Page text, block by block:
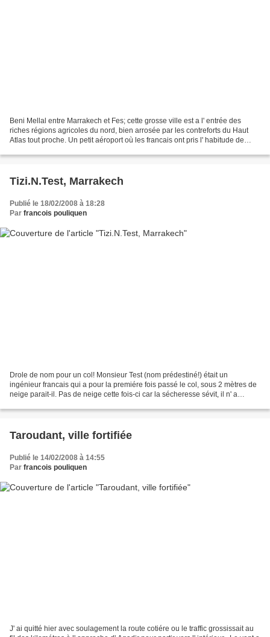
Beni Mellal entre Marrakech et Fes; cette grosse ville est a l' entrée des
riches régions agricoles du nord, bien arrosée par les contreforts du Haut
Atlas tout proche. Un petit aéroport où les francais ont pris l' habitude de
Tizi.N.Test, Marrakech
Publié le 18/02/2008 à 18:28
Par francois pouliquen
Drole de nom pour un col! Monsieur Test (nom prédestiné!) était un
ingénieur francais qui a pour la premiére fois passé le col, sous 2 mètres de
neige parait-il. Pas de neige cette fois-ci car la sécheresse sévit, il n' a
Taroudant, ville fortifiée
Publié le 14/02/2008 à 14:55
Par francois pouliquen
J' ai quitté hier avec soulagement la route cotiére ou le traffic grossissait au